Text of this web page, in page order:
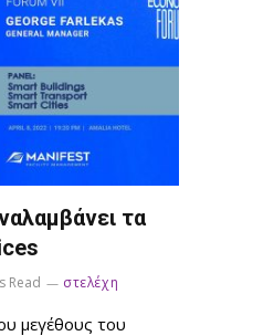
τα
Read στελέχη
μεγέθους του